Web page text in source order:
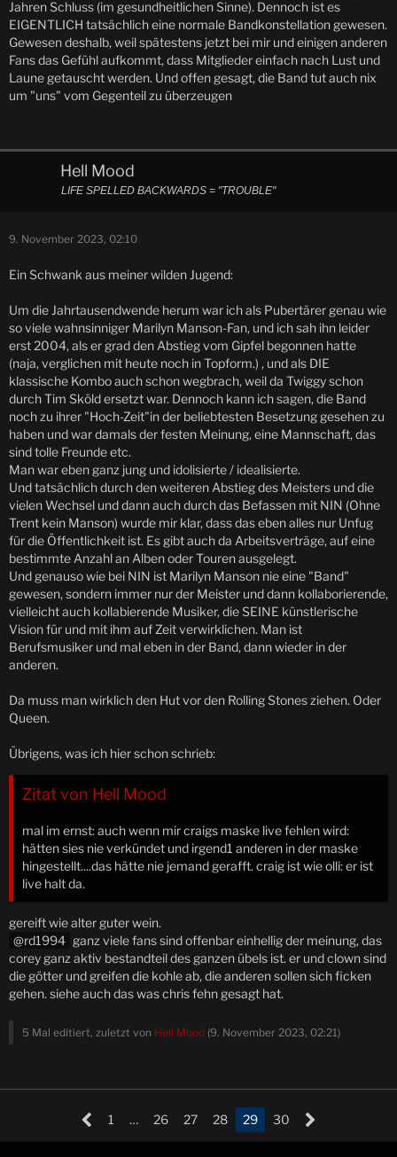
Jahren Schluss (im gesundheitlichen Sinne). Dennoch ist es
EIGENTLICH tatsächlich eine normale Bandkonstellation gewesen.
Gewesen deshalb, weil spätestens jetzt bei mir und einigen anderen
Fans das Gefühl aufkommt, dass Mitglieder einfach nach Lust und
Laune getauscht werden. Und offen gesagt, die Band tut auch nix
um "uns" vom Gegenteil zu überzeugen
Hell Mood
LIFE SPELLED BACKWARDS = "TROUBLE"
9. November 2023, 02:10
Ein Schwank aus meiner wilden Jugend:
Um die Jahrtausendwende herum war ich als Pubertärer genau wie
so viele wahnsinniger Marilyn Manson-Fan, und ich sah ihn leider
erst 2004, als er grad den Abstieg vom Gipfel begonnen hatte
(naja, verglichen mit heute noch in Topform.) , und als DIE
klassische Kombo auch schon wegbrach, weil da Twiggy schon
durch Tim Sköld ersetzt war. Dennoch kann ich sagen, die Band
noch zu ihrer "Hoch-Zeit"in der beliebtesten Besetzung gesehen zu
haben und war damals der festen Meinung, eine Mannschaft, das
sind tolle Freunde etc.
Man war eben ganz jung und idolisierte / idealisierte.
Und tatsächlich durch den weiteren Abstieg des Meisters und die
vielen Wechsel und dann auch durch das Befassen mit NIN (Ohne
Trent kein Manson) wurde mir klar, dass das eben alles nur Unfug
für die Öffentlichkeit ist. Es gibt auch da Arbeitsverträge, auf eine
bestimmte Anzahl an Alben oder Touren ausgelegt.
Und genauso wie bei NIN ist Marilyn Manson nie eine "Band"
gewesen, sondern immer nur der Meister und dann kollaborierende,
vielleicht auch kollabierende Musiker, die SEINE künstlerische
Vision für und mit ihm auf Zeit verwirklichen. Man ist
Berufsmusiker und mal eben in der Band, dann wieder in der
anderen.
Da muss man wirklich den Hut vor den Rolling Stones ziehen. Oder
Queen.
Übrigens, was ich hier schon schrieb:
Zitat von Hell Mood
mal im ernst: auch wenn mir craigs maske live fehlen wird:
hätten sies nie verkündet und irgend1 anderen in der maske
hingestellt....das hätte nie jemand gerafft. craig ist wie olli: er ist
live halt da.
gereift wie alter guter wein.
rd1994 ganz viele fans sind offenbar einhellig der meinung, das
corey ganz aktiv bestandteil des ganzen übels ist. er und clown sind
die götter und greifen die kohle ab, die anderen sollen sich ficken
gehen. siehe auch das was chris fehn gesagt hat.
5 Mal editiert, zuletzt von Hell Mood (9. November 2023, 02:21)
1 … 26 27 28 29 30